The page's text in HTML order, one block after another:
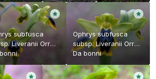
Orrù & M.P.
Orrù & M.P.
Grasso
Orrù & M.P.
Grasso
subfusca
Liveranii Orrù
Grasso
bonni
Ophrys subfusca
subsp. Liveranii Orrù
& M.P. Grasso
Da bonni